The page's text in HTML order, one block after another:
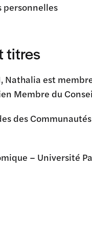
personnelles
titres
Nathalia est
Membre du
des
– Université